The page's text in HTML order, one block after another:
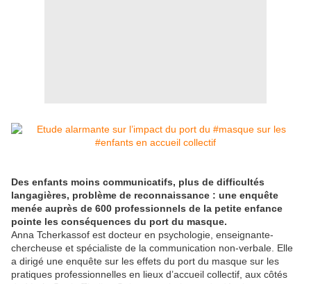
Des enfants moins communicatifs, plus de difficultés
langagières, problème de reconnaissance : une enquête
menée auprès de 600 professionnels de la petite enfance
pointe les conséquences du port du masque.
Anna Tcherkassof est docteur en psychologie, enseignante-
chercheuse et spécialiste de la communication non-verbale. Elle
a dirigé une enquête sur les effets du port du masque sur les
pratiques professionnelles en lieux d’accueil collectif, aux côtés